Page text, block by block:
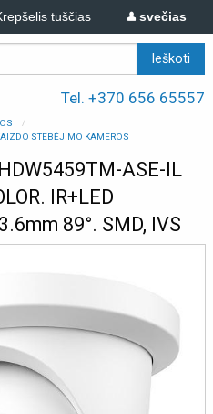
svečias
tuščias
Tel. +370 656 65557
STEBĖJIMO KAMEROS
ASE-IL
IR+LED
89°. SMD, IVS